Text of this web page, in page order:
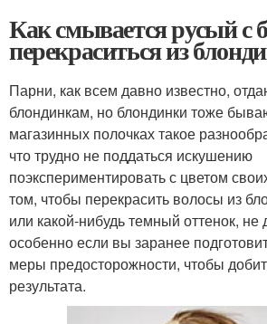
Как смывается русый с
перекраситься из
Парни, как всем давно известно,
блондинкам, но блондинки тоже
магазинных полочках такое
что трудно не поддаться искушению
поэкспериментировать с цветом
том, чтобы перекрасить волосы из
или какой-нибудь темный оттенок, не
особенно если вы заранее
меры предосторожности, чтобы
результата.